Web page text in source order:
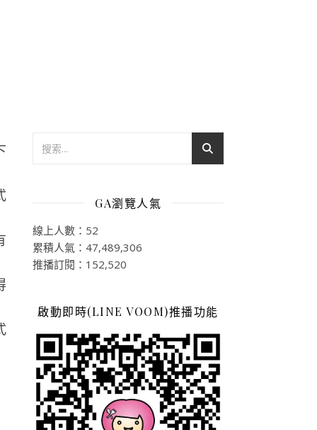
GA瀏覽人氣
線上人數：52
累積人氣：47,489,306
推播訂閱：152,520
啟動即時(LINE VOOM)推播功能